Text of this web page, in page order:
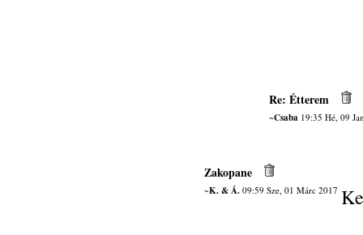
Re: Étterem
~Csaba19:35 Hé, 09
Zakopane
~K. & Á.09:59 Sze, 01 Márc 2017